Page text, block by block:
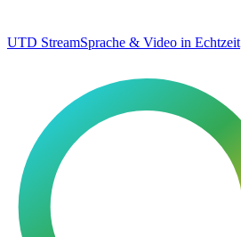
UTD StreamSprache & Video in Echtzeit